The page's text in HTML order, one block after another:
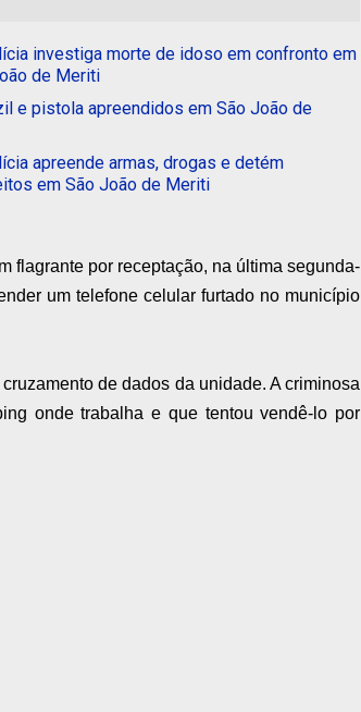
investiga morte de idoso em confronto em
de Meriti
e pistola apreendidos em São João de
apreende armas, drogas e detém
em São João de Meriti
flagrante por receptação, na última segunda-
um telefone celular furtado no município
de dados da unidade. A criminosa
onde trabalha e que tentou vendê-lo por